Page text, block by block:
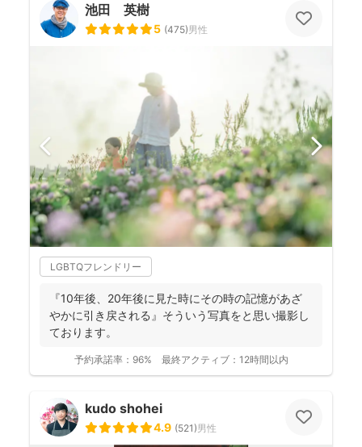
池田 英樹
5 (475)男性
LGBTQフレンドリー
『10年後、20年後に見た時にその時の記憶があざ
やかに引き戻される』そういう写真をと思い撮影し
ております。
予約承諾率： 96% 最終アクティブ： 12時間以内
kudo shohei
4.9 (521)男性